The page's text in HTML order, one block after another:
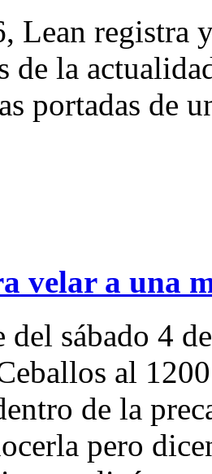
Lean registra
de la
portadas de
velar a una
del sábado 4
al
de la
pero